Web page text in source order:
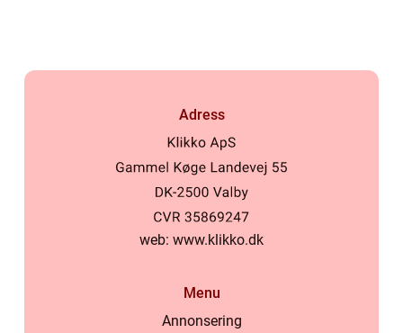
Adress
web: www.klikko.dk
Menu
Annonsering